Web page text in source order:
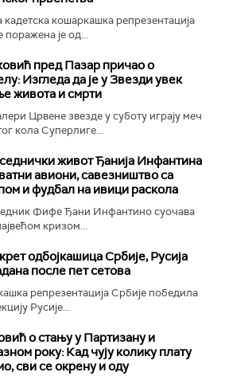
кошаркашка репрезентација
поражена је од...
пред Пазар причао о
Изгледа да је у Звезди увек
живота и смрти
Црвене звезде у суботу играју меч
кола Суперлиге...
живот Ђанија Инфантина
авиони, савезништво са
и фудбал на ивици раскола
Фифе Ђани Инфантино суочава
кризом...
одбојкашица Србије, Русија
после пет сетова
репрезентација Србије победила
Русије...
о стању у Партизану и
року: Кад чују колику плату
сви се окрену и оду